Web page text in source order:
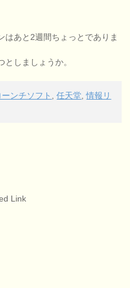
はあと2週間ちょっとでありま
しましょうか。
ーンチソフト ,任天堂,情報リ
Link